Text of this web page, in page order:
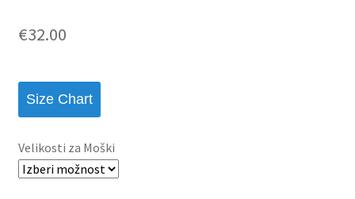
€32.00
Size Chart
Velikosti za Moški